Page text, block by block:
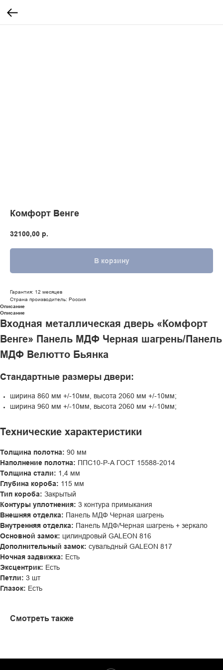
Комфорт Венге
32100,00 р.
В корзину
Гарантия: 12 месяцев
Страна производитель: Россия
Описание
Описание
Входная металлическая дверь «Комфорт
Венге» Панель МДФ Черная шагрень/Панель
МДФ Велютто Бьянка
Стандартные размеры двери:
ширина 860 мм +/-10мм, высота 2060 мм +/-10мм;
ширина 960 мм +/-10мм, высота 2060 мм +/-10мм;
Технические характеристики
Толщина полотна: 90 мм
Наполнение полотна: ППС10-Р-А ГОСТ 15588-2014
Толщина стали: 1,4 мм
Глубина короба: 115 мм
Тип короба: Закрытый
Контуры уплотнения: 3 контура примыкания
Внешняя отделка: Панель МДФ Черная шагрень
Внутренняя отделка: Панель МДФ/Черная шагрень + зеркало
Основной замок: цилиндровый GALEON 816
Дополнительный замок: сувальдный GALEON 817
Ночная задвижка: Есть
Эксцентрик: Есть
Петли: 3 шт
Глазок: Есть
Смотреть также